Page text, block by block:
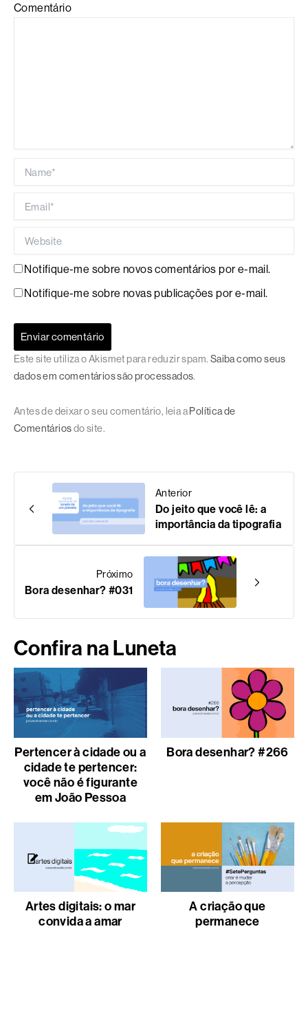
Comentário
Notifique-me sobre novos comentários por e-mail.
Notifique-me sobre novas publicações por e-mail.
Este site utiliza o Akismet para reduzir spam. Saiba como seus
dados em comentários são processados.
Antes de deixar o seu comentário, leia a Política de
Comentáriosdo site.
Anterior
Do jeito que você lê: a
importância da tipografia
Próximo
Bora desenhar? #031
Confira na Luneta
Pertencer à cidade ou a
cidade te pertencer:
você não é figurante
em João Pessoa
Bora desenhar? #266
Artes digitais: o mar
convida a amar
A criação que
permanece